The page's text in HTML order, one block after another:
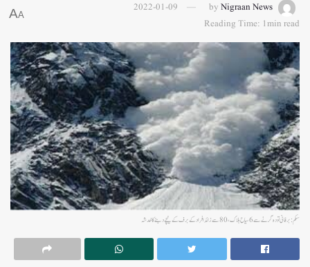
by Nigraan News
2022-01-09
Reading Time: 1min read
A
A
سکم : برفانی تودہ گرنے سے 6 سیاح ہلاک، 80 سے زائد افراد کے برف کے نیچے دبنے کا خدشہ